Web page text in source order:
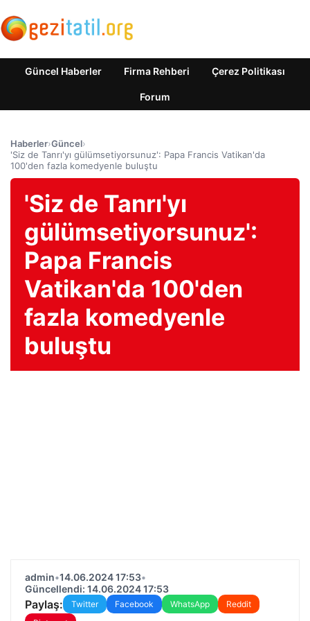
Güncel Haberler Firma Rehberi Çerez Politikası
Forum
Haberler›Güncel›
'Siz de Tanrı'yı ​​gülümsetiyorsunuz': Papa Francis Vatikan'da
100'den fazla komedyenle buluştu
'Siz de Tanrı'yı ​​
gülümsetiyorsunuz':
Papa Francis
Vatikan'da 100'den
fazla komedyenle
buluştu
admin•14.06.2024 17:53•
Güncellendi: 14.06.2024 17:53
Paylaş: Twitter Facebook WhatsApp
Reddit